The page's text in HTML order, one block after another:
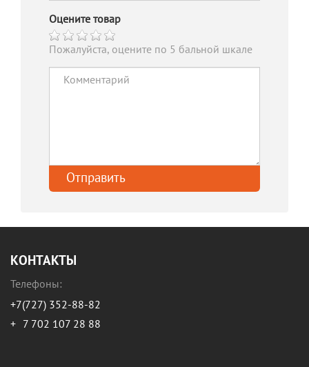
Оцените товар
Пожалуйста, оцените по 5 бальной шкале
КОНТАКТЫ
Телефоны:
+7(727) 352-88-82
+ 7 702 107 28 88